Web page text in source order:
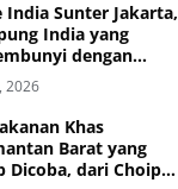
India Sunter Jakarta,
India yang
dengan
Panjang dan
Autentik
2026
Khas
Barat yang
Dicoba, dari Choipan